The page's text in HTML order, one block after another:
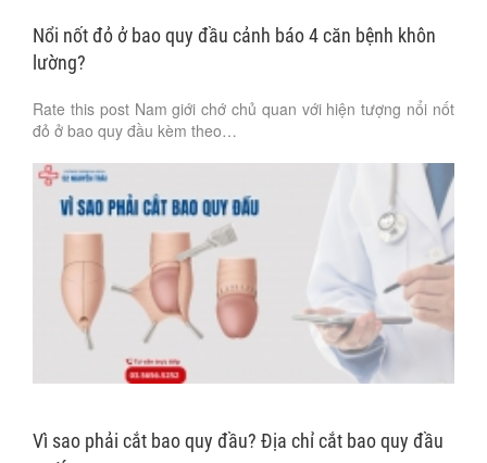
Nổi nốt đỏ ở bao quy đầu cảnh báo 4 căn bệnh khôn
lường?
Rate this post Nam giới chớ chủ quan với hiện tượng nổi nốt
đỏ ở bao quy đầu kèm theo…
Vì sao phải cắt bao quy đầu? Địa chỉ cắt bao quy đầu